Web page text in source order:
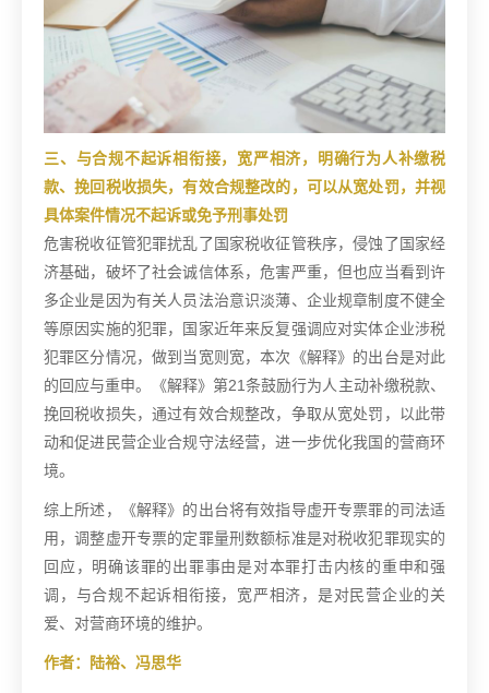
三、与合规不起诉相衔接，宽严相济，明确行为人补缴税
款、挽回税收损失，有效合规整改的，可以从宽处罚，并视
具体案件情况不起诉或免予刑事处罚
危害税收征管犯罪扰乱了国家税收征管秩序，侵蚀了国家经
济基础，破坏了社会诚信体系，危害严重，但也应当看到许
多企业是因为有关人员法治意识淡薄、企业规章制度不健全
等原因实施的犯罪，国家近年来反复强调应对实体企业涉税
犯罪区分情况，做到当宽则宽，本次《解释》的出台是对此
的回应与重申。《解释》第21条鼓励行为人主动补缴税款、
挽回税收损失，通过有效合规整改，争取从宽处罚，以此带
动和促进民营企业合规守法经营，进一步优化我国的营商环
境。
综上所述，《解释》的出台将有效指导虚开专票罪的司法适
用，调整虚开专票的定罪量刑数额标准是对税收犯罪现实的
回应，明确该罪的出罪事由是对本罪打击内核的重申和强
调，与合规不起诉相衔接，宽严相济，是对民营企业的关
爱、对营商环境的维护。
作者：陆裕、冯思华